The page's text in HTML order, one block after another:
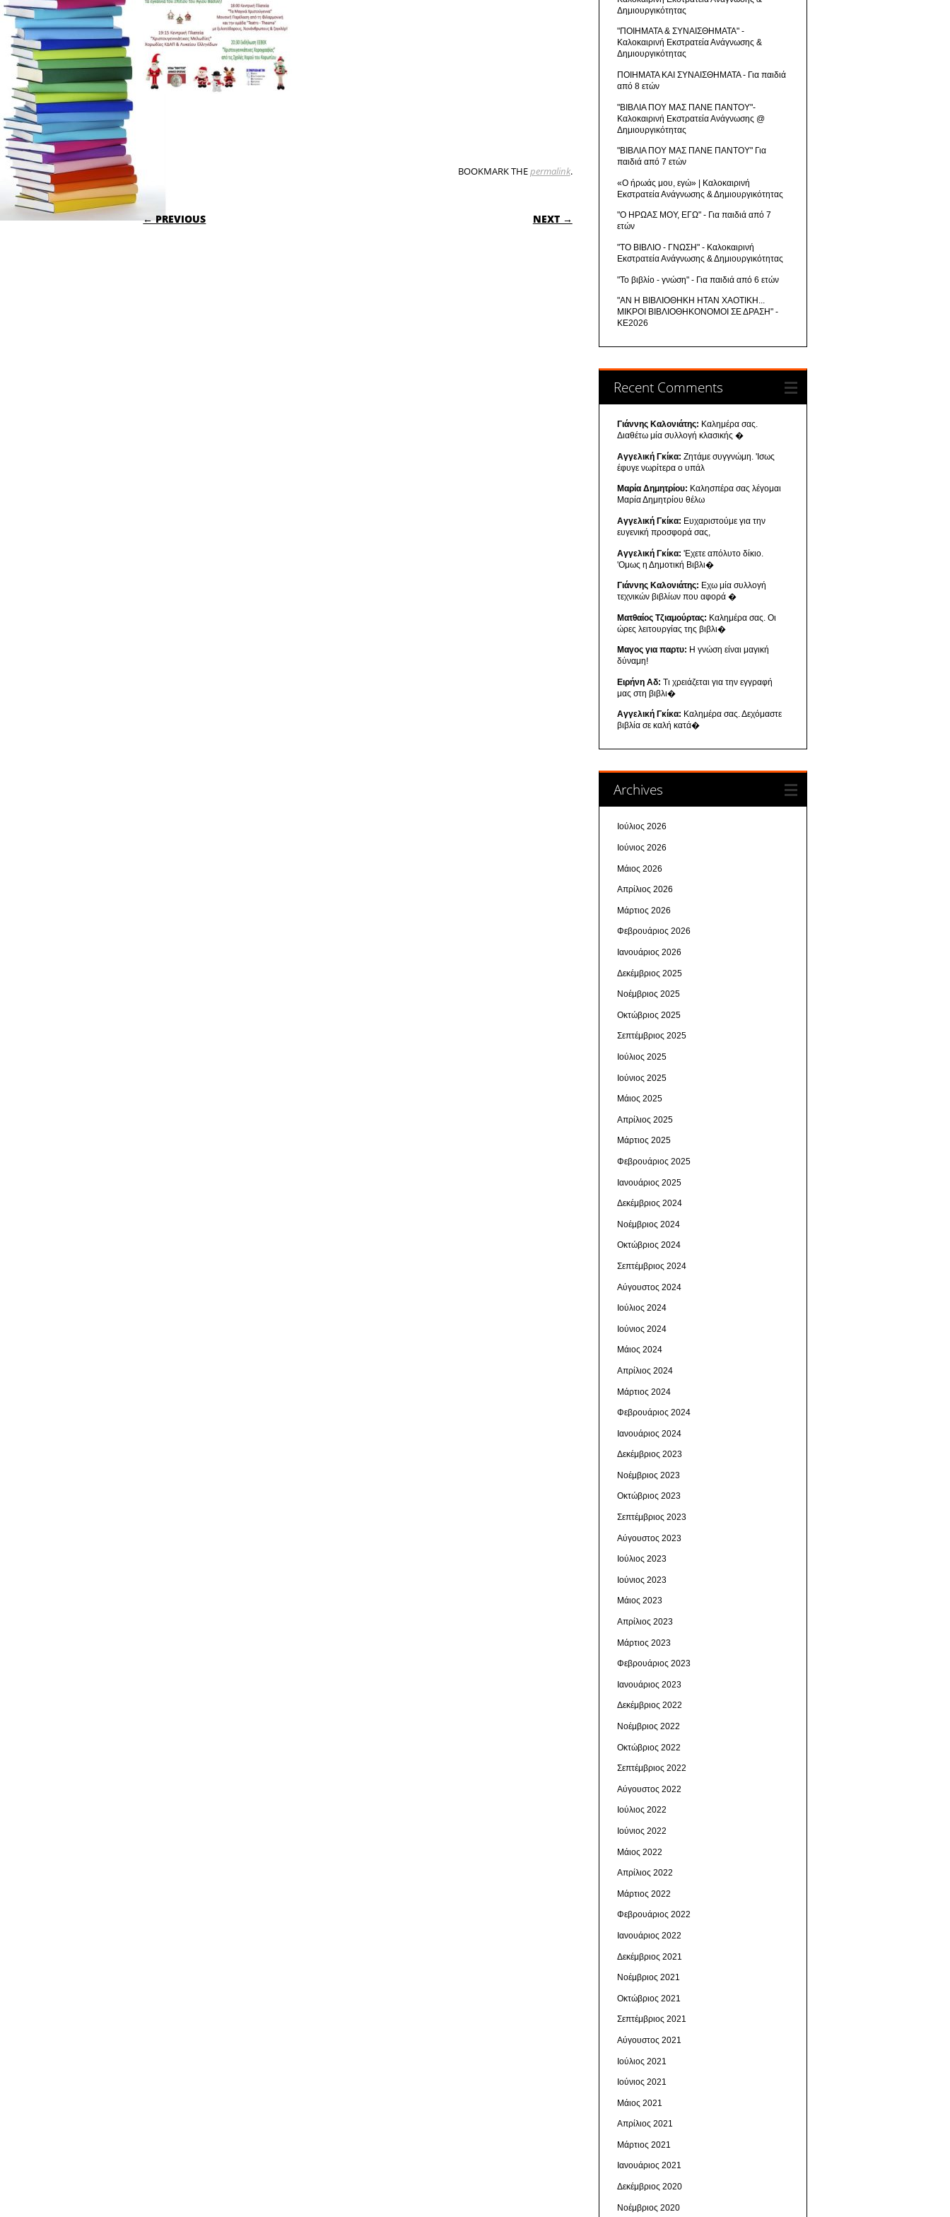
BOOKMARK THEpermalink.
POST NAVIGATION
← PREVIOUS NEXT →
Δημιουργικότητας
"ΠΟΙΗΜΑΤΑ & ΣΥΝΑΙΣΘΗΜΑΤΑ" -
Καλοκαιρινή Εκστρατεία Ανάγνωσης &
Δημιουργικότητας
ΠΟΙΗΜΑΤΑ ΚΑΙ ΣΥΝΑΙΣΘΗΜΑΤΑ - Για παιδιά
από 8 ετών
"ΒΙΒΛΙΑ ΠΟΥ ΜΑΣ ΠΑΝΕ ΠΑΝΤΟΥ"-
Καλοκαιρινή Εκστρατεία Ανάγνωσης @
Δημιουργικότητας
"ΒΙΒΛΙΑ ΠΟΥ ΜΑΣ ΠΑΝΕ ΠΑΝΤΟΥ" Για
παιδιά από 7 ετών
«Ο ήρωάς μου, εγώ» | Καλοκαιρινή
Εκστρατεία Ανάγνωσης & Δημιουργικότητας
"Ο ΗΡΩΑΣ ΜΟΥ, ΕΓΩ" - Για παιδιά από 7
ετών
"ΤΟ ΒΙΒΛΙΟ - ΓΝΩΣΗ" - Καλοκαιρινή
Εκστρατεία Ανάγνωσης & Δημιουργικότητας
"Το βιβλίο - γνώση" - Για παιδιά από 6 ετών
"ΑΝ Η ΒΙΒΛΙΟΘΗΚΗ ΗΤΑΝ ΧΑΟΤΙΚΗ...
ΜΙΚΡΟΙ ΒΙΒΛΙΟΘΗΚΟΝΟΜΟΙ ΣΕ ΔΡΑΣΗ" -
ΚΕ2026
Recent Comments
Γιάννης Καλονιάτης: Καλημέρα σας.
Διαθέτω μία συλλογή κλασικής �
Αγγελική Γκίκα: Ζητάμε συγγνώμη. 'Ισως
έφυγε νωρίτερα ο υπάλ
Μαρία Δημητρίου: Καλησπέρα σας λέγομαι
Μαρία Δημητρίου θέλω
Αγγελική Γκίκα: Ευχαριστούμε για την
ευγενική προσφορά σας,
Αγγελική Γκίκα: 'Εχετε απόλυτο δίκιο.
'Ομως η Δημοτική Βιβλι�
Γιάννης Καλονιάτης: Εχω μία συλλογή
τεχνικών βιβλίων που αφορά �
Ματθαίος Τζιαμούρτας: Καλημέρα σας. Οι
ώρες λειτουργίας της βιβλι�
Μαγος για παρτυ: Η γνώση είναι μαγική
δύναμη!
Ειρήνη Αδ: Τι χρειάζεται για την εγγραφή
μας στη βιβλι�
Αγγελική Γκίκα: Καλημέρα σας. Δεχόμαστε
βιβλία σε καλή κατά�
Archives
Ιούλιος 2026
Ιούνιος 2026
Μάιος 2026
Απρίλιος 2026
Μάρτιος 2026
Φεβρουάριος 2026
Ιανουάριος 2026
Δεκέμβριος 2025
Νοέμβριος 2025
Οκτώβριος 2025
Σεπτέμβριος 2025
Ιούλιος 2025
Ιούνιος 2025
Μάιος 2025
Απρίλιος 2025
Μάρτιος 2025
Φεβρουάριος 2025
Ιανουάριος 2025
Δεκέμβριος 2024
Νοέμβριος 2024
Οκτώβριος 2024
Σεπτέμβριος 2024
Αύγουστος 2024
Ιούλιος 2024
Ιούνιος 2024
Μάιος 2024
Απρίλιος 2024
Μάρτιος 2024
Φεβρουάριος 2024
Ιανουάριος 2024
Δεκέμβριος 2023
Νοέμβριος 2023
Οκτώβριος 2023
Σεπτέμβριος 2023
Αύγουστος 2023
Ιούλιος 2023
Ιούνιος 2023
Μάιος 2023
Απρίλιος 2023
Μάρτιος 2023
Φεβρουάριος 2023
Ιανουάριος 2023
Δεκέμβριος 2022
Νοέμβριος 2022
Οκτώβριος 2022
Σεπτέμβριος 2022
Αύγουστος 2022
Ιούλιος 2022
Ιούνιος 2022
Μάιος 2022
Απρίλιος 2022
Μάρτιος 2022
Φεβρουάριος 2022
Ιανουάριος 2022
Δεκέμβριος 2021
Νοέμβριος 2021
Οκτώβριος 2021
Σεπτέμβριος 2021
Αύγουστος 2021
Ιούλιος 2021
Ιούνιος 2021
Μάιος 2021
Απρίλιος 2021
Μάρτιος 2021
Ιανουάριος 2021
Δεκέμβριος 2020
Νοέμβριος 2020